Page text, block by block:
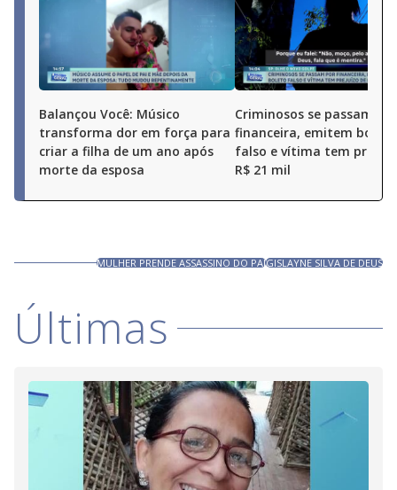
Balançou Você: Músico
transforma dor em força para
criar a filha de um ano após
morte da esposa
Criminosos se passam por
financeira, emitem boleto
falso e vítima tem
R$ 21 mil
MULHER PRENDE ASSASSINO DO PAIGISLAYNE SILVA DE DEUS
Últimas